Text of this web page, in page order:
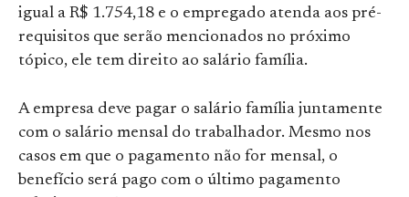
igual a R$ 1.754,18 e o empregado atenda aos pré-
requisitos que serão mencionados no próximo
tópico, ele tem direito ao salário família.
A empresa deve pagar o salário família juntamente
com o salário mensal do trabalhador. Mesmo nos
casos em que o pagamento não for mensal, o
benefício será pago com o último pagamento